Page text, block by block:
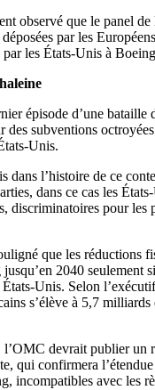
observé que le panel
par les
par les États-Unis à
épisode d’une bataille
des subventions
Unis.
dans l’histoire de ce
dans ce cas les
discriminatoires pour les
que les réductions
2040 seulement
Unis. Selon
s’élève à 5,7
devrait publier un
qui confirmera
incompatibles avec les